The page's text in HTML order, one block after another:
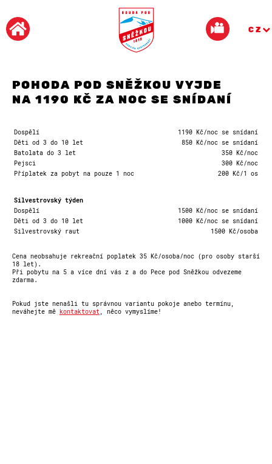
CZ
POHODA POD SNĚŽKOU VYJDE
NA 1190 KČ ZA NOC SE SNÍDANÍ
Dospělí
1190 Kč/noc se snídaní
Děti od 3 do 10 let
850 Kč/noc se snídaní
Batolata do 3 let
350 Kč/noc
Pejsci
300 Kč/noc
Příplatek za pobyt na pouze 1 noc
200 Kč/1 os
Silvestrovský týden
Dospělí
1500 Kč/noc se snídaní
Děti od 3 do 10 let
1000 Kč/noc se snídaní
Silvestrovský raut
1500 Kč/osoba
Cena neobsahuje rekreační poplatek 35 Kč/osoba/noc (pro osoby starší
18 let).
Při pobytu na 5 a více dní vás z a do Pece pod Sněžkou odvezeme
zdarma.
Pokud jste nenašli tu správnou variantu pokoje anebo termínu,
neváhejte mě kontaktovat, něco vymyslíme!